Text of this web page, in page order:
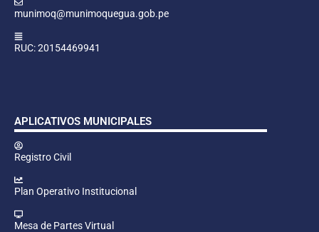
munimoq@munimoquegua.gob.pe
RUC: 20154469941
APLICATIVOS MUNICIPALES
Registro Civil
Plan Operativo Institucional
Mesa de Partes Virtual